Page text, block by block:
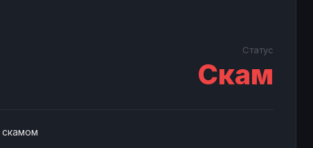
Статус
Скам
скамом